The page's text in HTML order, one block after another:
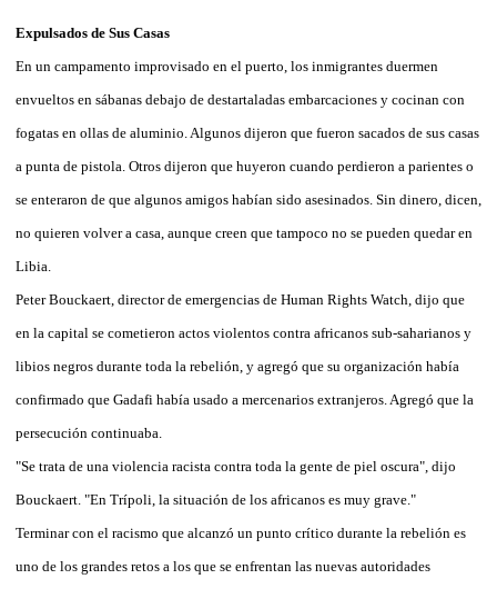
Expulsados de Sus Casas
En un campamento improvisado en el puerto, los inmigrantes duermen
envueltos en sábanas debajo de destartaladas embarcaciones y cocinan con
fogatas en ollas de aluminio. Algunos dijeron que fueron sacados de sus casas
a punta de pistola. Otros dijeron que huyeron cuando perdieron a parientes o
se enteraron de que algunos amigos habían sido asesinados. Sin dinero, dicen,
no quieren volver a casa, aunque creen que tampoco no se pueden quedar en
Libia.
Peter Bouckaert, director de emergencias de Human Rights Watch, dijo que
en la capital se cometieron actos violentos contra africanos sub-saharianos y
libios negros durante toda la rebelión, y agregó que su organización había
confirmado que Gadafi había usado a mercenarios extranjeros. Agregó que la
persecución continuaba.
"Se trata de una violencia racista contra toda la gente de piel oscura", dijo
Bouckaert. "En Trípoli, la situación de los africanos es muy grave."
Terminar con el racismo que alcanzó un punto crítico durante la rebelión es
uno de los grandes retos a los que se enfrentan las nuevas autoridades